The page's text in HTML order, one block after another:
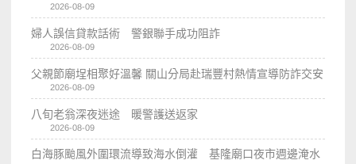
2026-08-09
婦人誤信貸款話術 警銀聯手成功阻詐
2026-08-09
父親節廟埕相聚好溫馨 關山分局赴瑞豐村熱情宣導防詐交安
2026-08-09
八旬老翁深夜迷途 暖警護送返家
2026-08-09
白海豚颱風外圍環流導致海水倒灌 基隆廟口夜市週邊淹水